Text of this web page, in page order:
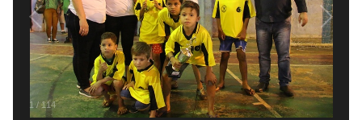
1 / 114